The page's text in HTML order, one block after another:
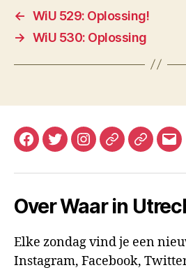
← WiU 529: Oplossing!
→ WiU 530: Oplossing
Facebook
TwitterInstagramMastodon
Bluesky
E-
Over Waar in
Elke zondag vind je een
Instagram, Facebook,